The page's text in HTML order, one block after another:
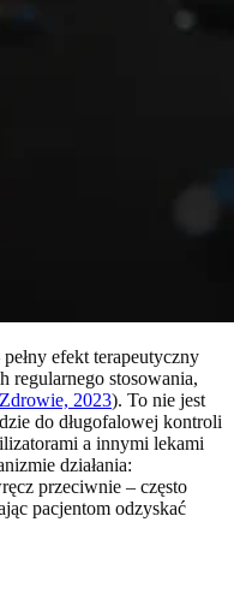
efekt terapeutyczny
regularnego stosowania,
2023). To nie jest
do długofalowej kontroli
a innymi lekami
działania:
przeciwnie – często
pacjentom odzyskać